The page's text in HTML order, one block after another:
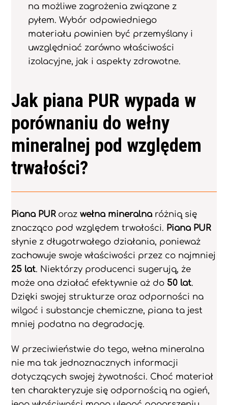
na możliwe zagrożenia związane z
pyłem. Wybór odpowiedniego
materiału powinien być przemyślany i
uwzględniać zarówno właściwości
izolacyjne, jak i aspekty zdrowotne.
Jak piana PUR wypada w
porównaniu do wełny
mineralnej pod względem
trwałości?
Piana PURorazwełna mineralna różnią się
znacząco pod względem trwałości. Piana PUR
słynie z długotrwałego działania, ponieważ
zachowuje swoje właściwości przez co najmniej
25 lat. Niektórzy producenci sugerują, że
może ona działać efektywnie aż do 50 lat.
Dzięki swojej strukturze oraz odporności na
wilgoć i substancje chemiczne, piana ta jest
mniej podatna na degradację.
W przeciwieństwie do tego, wełna mineralna
nie ma tak jednoznacznych informacji
dotyczących swojej żywotności. Choć materiał
ten charakteryzuje się odpornością na ogień,